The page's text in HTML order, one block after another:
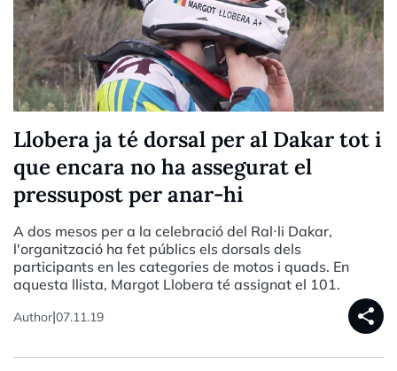
Llobera ja té dorsal per al Dakar tot i
que encara no ha assegurat el
pressupost per anar-hi
A dos mesos per a la celebració del Ral·li Dakar,
l'organització ha fet públics els dorsals dels
participants en les categories de motos i quads. En
aquesta llista, Margot Llobera té assignat el 101.
Author|07.11.19 share